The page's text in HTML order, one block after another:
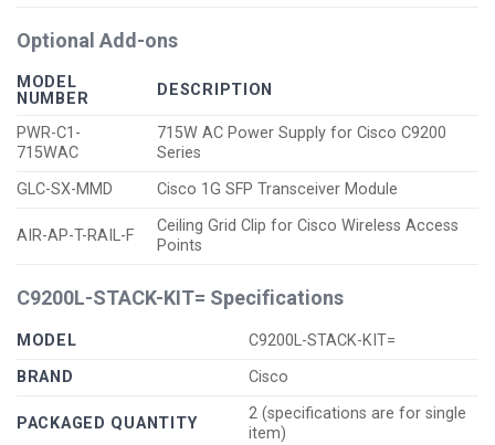
Optional Add-ons
MODEL
NUMBER
DESCRIPTION
PWR-C1-
715WAC
715W AC Power Supply for Cisco C9200
Series
GLC-SX-MMD
Cisco 1G SFP Transceiver Module
AIR-AP-T-RAIL-F
Ceiling Grid Clip for Cisco Wireless Access
Points
C9200L-STACK-KIT= Specifications
MODEL
C9200L-STACK-KIT=
BRAND
Cisco
PACKAGED QUANTITY
2 (specifications are for single
item)